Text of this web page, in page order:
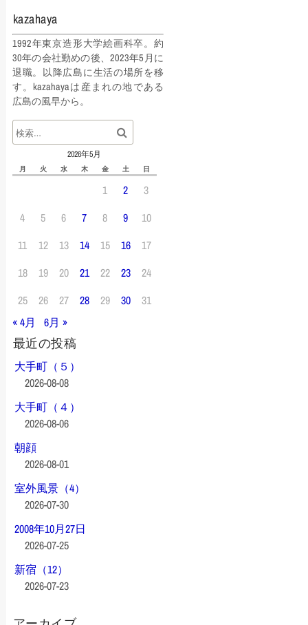
kazahaya
1992年東京造形大学絵画科卒。約
30年の会社勤めの後、2023年5月に
退職。以降広島に生活の場所を移
す。kazahayaは産まれの地である
広島の風早から。
2026年5月
月 火 水 木 金 土 日
1 2
3
4
5 6 7 8 9
10
11
12 13 14 15 16
17
18
19 20 21 22 23
24
25
26 27 28 29 30
31
« 4月
6月 »
最近の投稿
大手町（５）
2026-08-08
大手町（４）
2026-08-06
朝顔
2026-08-01
室外風景（4）
2026-07-30
2008年10月27日
2026-07-25
新宿（12）
2026-07-23